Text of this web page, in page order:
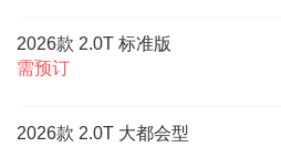
2026款 2.0T 标准版
需预订
2026款 2.0T 大都会型